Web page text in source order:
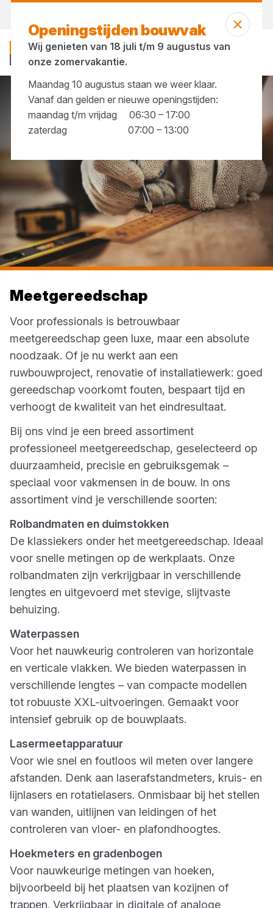
... Meetgereedschap
Meetgereedschap
Voor professionals is betrouwbaar
meetgereedschap geen luxe, maar een absolute
noodzaak. Of je nu werkt aan een
ruwbouwproject, renovatie of installatiewerk: goed
gereedschap voorkomt fouten, bespaart tijd en
verhoogt de kwaliteit van het eindresultaat.
Bij ons vind je een breed assortiment
professioneel meetgereedschap, geselecteerd op
duurzaamheid, precisie en gebruiksgemak –
speciaal voor vakmensen in de bouw. In ons
assortiment vind je verschillende soorten:
Rolbandmaten en duimstokken
De klassiekers onder het meetgereedschap. Ideaal
voor snelle metingen op de werkplaats. Onze
rolbandmaten zijn verkrijgbaar in verschillende
lengtes en uitgevoerd met stevige, slijtvaste
behuizing.
Waterpassen
Voor het nauwkeurig controleren van horizontale
en verticale vlakken. We bieden waterpassen in
verschillende lengtes – van compacte modellen
tot robuuste XXL-uitvoeringen. Gemaakt voor
intensief gebruik op de bouwplaats.
Lasermeetapparatuur
Voor wie snel en foutloos wil meten over langere
afstanden. Denk aan laserafstandmeters, kruis- en
lijnlasers en rotatielasers. Onmisbaar bij het stellen
van wanden, uitlijnen van leidingen of het
controleren van vloer- en plafondhoogtes.
Hoekmeters en gradenbogen
Voor nauwkeurige metingen van hoeken,
bijvoorbeeld bij het plaatsen van kozijnen of
trappen. Verkrijgbaar in digitale of analoge
Openingstijden bouwvak
Wij genieten van 18 juli t/m 9 augustus van
onze zomervakantie.
Maandag 10 augustus staan we weer klaar.
Vanaf dan gelden er nieuwe openingstijden:
maandag t/m vrijdag 06:30 – 17:00
zaterdag 07:00 – 13:00